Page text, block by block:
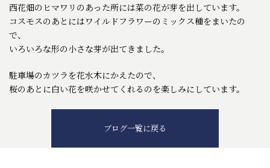
西花畑のヒマワリのあった所には菜の花が芽を出しています。
コスモスのあとにはワイルドフラワーのミックス種をまいたの
で、
いろいろな形の小さな芽が出てきました。
駐車場のカツラを花水木にかえたので、
桜のあとに白い花を咲かせてくれるのを楽しみにしています。
ブログ一覧に戻る